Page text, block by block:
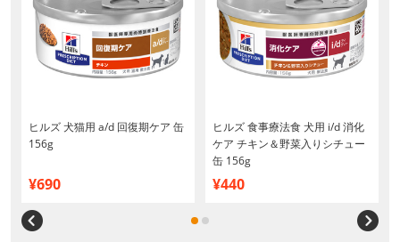
ヒルズ 犬猫用 a/d 回復期ケア 缶
156g
¥690
ヒルズ 食事療法食 犬用 i/d 消化
ケア チキン＆野菜入りシチュー
缶 156g
¥440